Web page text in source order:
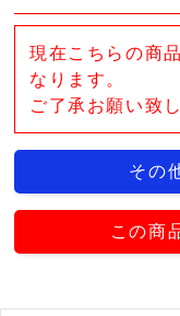
現在こちらの商
なります。
ご了承お願い致
その
この商